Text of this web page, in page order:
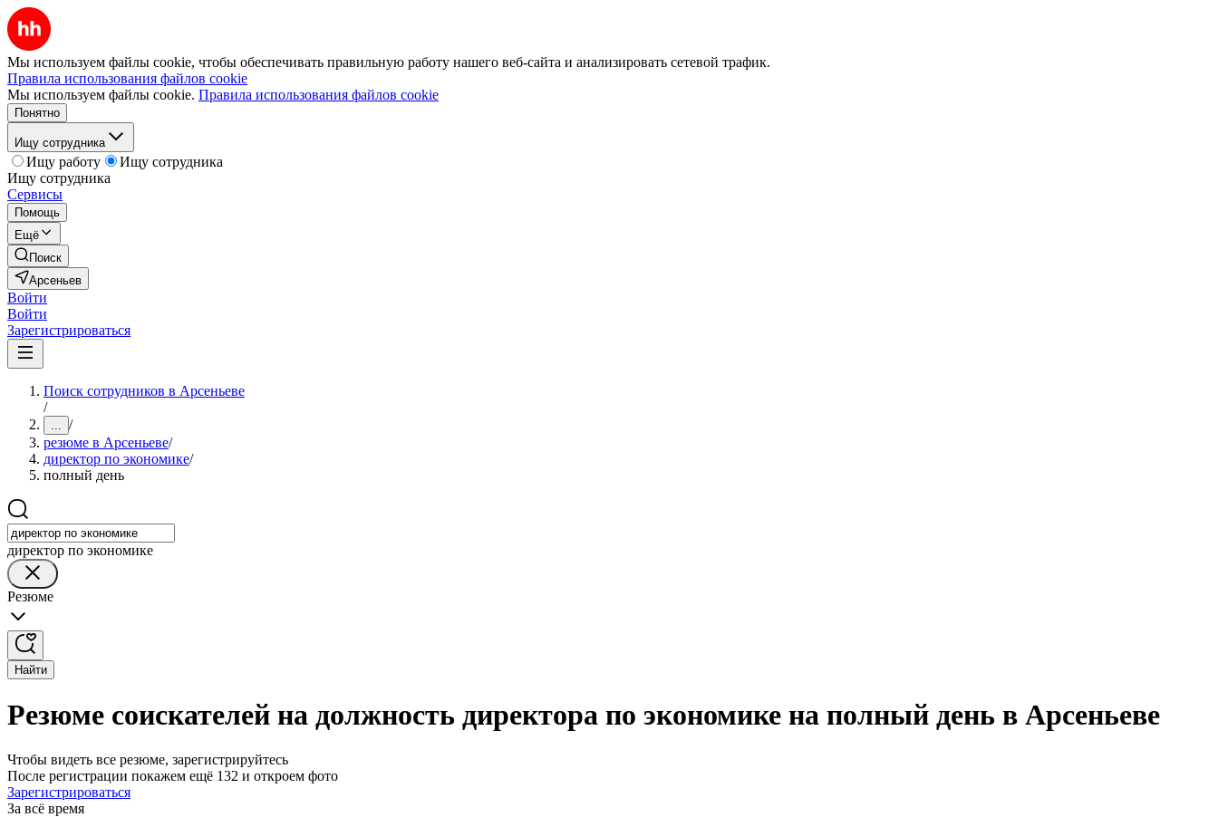
Мы используем файлы cookie, чтобы обеспечивать правильную работу нашего веб-сайта и анализировать сетевой трафик.
Правила использования файлов cookie
Мы используем файлы cookie. Правила использования файлов cookie
Понятно
Ищу сотрудника
Ищу работу
Ищу сотрудника
Ищу сотрудника
Сервисы
Помощь
Ещё
Поиск
Арсеньев
Войти
Войти
Зарегистрироваться
Поиск сотрудников в Арсеньеве
/
... /
резюме в Арсеньеве/
директор по экономике/
полный день
директор по экономике
Резюме
Найти
Резюме соискателей на должность директора по экономике на полный день в Арсеньеве
Чтобы видеть все резюме, зарегистрируйтесь
После регистрации покажем ещё 132 и откроем фото
Зарегистрироваться
За всё время